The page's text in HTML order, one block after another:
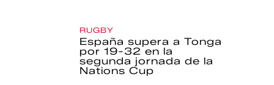
RUGBY
España supera a Tonga
por 19-32 en la
segunda jornada de la
Nations Cup